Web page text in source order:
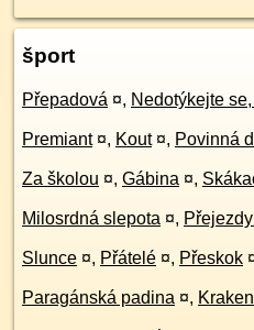
šport
Přepadová ¤, Nedotýkejte
Premiant ¤, Kout ¤, Povinná
Za školou ¤, Gábina ¤,
Milosrdná slepota ¤,
Slunce ¤, Přátelé ¤, Přeskok
Paragánská padina ¤,